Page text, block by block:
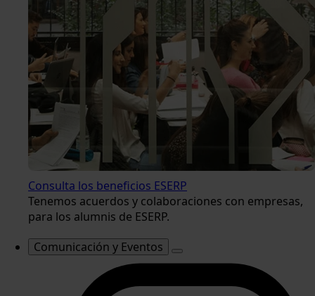
Consulta los beneficios ESERP
Tenemos acuerdos y colaboraciones con empresas,
para los alumnis de ESERP.
Comunicación y Eventos